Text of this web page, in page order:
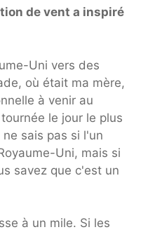
de vent a inspiré
Uni vers des
où était ma mère,
à venir au
le jour le plus
sais pas si l'un
Uni, mais si
savez que c'est un
à un mile. Si les